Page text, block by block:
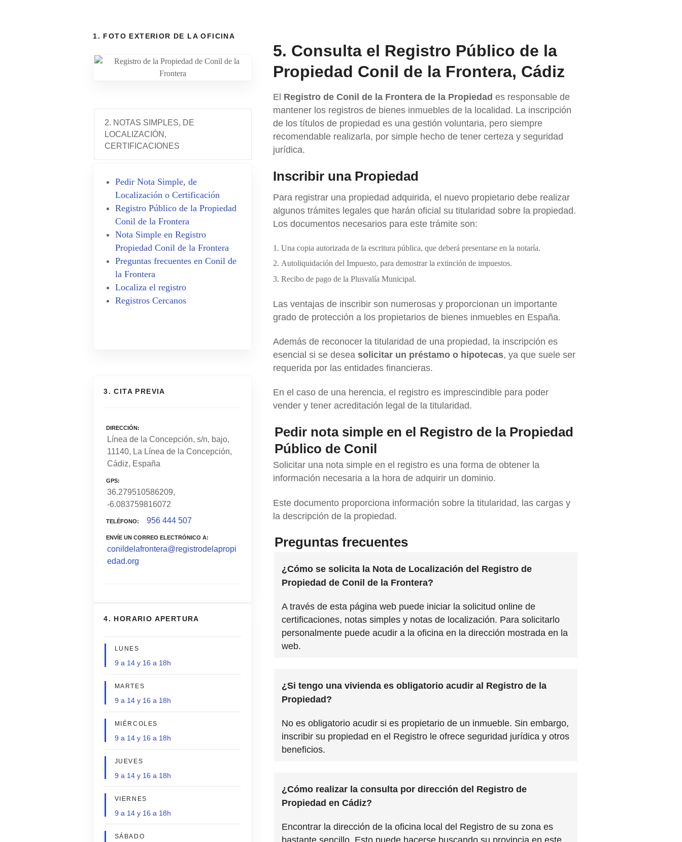
1. FOTO EXTERIOR DE LA OFICINA
2. NOTAS SIMPLES, DE
LOCALIZACIÓN,
CERTIFICACIONES
Pedir Nota Simple, de
Localización o Certificación
Registro Público de la Propiedad
Conil de la Frontera
Nota Simple en Registro
Propiedad Conil de la Frontera
Preguntas frecuentes en Conil de
la Frontera
Localiza el registro
Registros Cercanos
3. CITA PREVIA
DIRECCIÓN
Línea de la Concepción, s/n, bajo,
11140, La Línea de la Concepción,
Cádiz, España
GPS
36.279510586209,
-6.083759816072
TELÉFONO 956 444 507
ENVÍE UN CORREO ELECTRÓNICO A
conildelafrontera@registrodelapropi
edad.org
4. HORARIO APERTURA
LUNES
9 a 14 y 16 a 18h
MARTES
9 a 14 y 16 a 18h
MIÉRCOLES
9 a 14 y 16 a 18h
JUEVES
9 a 14 y 16 a 18h
VIERNES
9 a 14 y 16 a 18h
SÁBADO
5. Consulta el Registro Público de la
Propiedad Conil de la Frontera, Cádiz
El Registro de Conil de la Frontera de la Propiedad es responsable de
mantener los registros de bienes inmuebles de la localidad. La inscripción
de los títulos de propiedad es una gestión voluntaria, pero siempre
recomendable realizarla, por simple hecho de tener certeza y seguridad
jurídica.
Inscribir una Propiedad
Para registrar una propiedad adquirida, el nuevo propietario debe realizar
algunos trámites legales que harán oficial su titularidad sobre la propiedad.
Los documentos necesarios para este trámite son:
Una copia autorizada de la escritura pública, que deberá presentarse en la notaría.
Autoliquidación del Impuesto, para demostrar la extinción de impuestos.
Recibo de pago de la Plusvalía Municipal.
Las ventajas de inscribir son numerosas y proporcionan un importante
grado de protección a los propietarios de bienes inmuebles en España.
Además de reconocer la titularidad de una propiedad, la inscripción es
esencial si se deseasolicitar un préstamo o hipotecas, ya que suele ser
requerida por las entidades financieras.
En el caso de una herencia, el registro es imprescindible para poder
vender y tener acreditación legal de la titularidad.
Pedir nota simple en el Registro de la Propiedad
Público de Conil
Solicitar una nota simple en el registro es una forma de obtener la
información necesaria a la hora de adquirir un dominio.
Este documento proporciona información sobre la titularidad, las cargas y
la descripción de la propiedad.
Preguntas frecuentes
¿Cómo se solicita la Nota de Localización del Registro de
Propiedad de Conil de la Frontera?
A través de esta página web puede iniciar la solicitud online de
certificaciones, notas simples y notas de localización. Para solicitarlo
personalmente puede acudir a la oficina en la dirección mostrada en la
web.
¿Si tengo una vivienda es obligatorio acudir al Registro de la
Propiedad?
No es obligatorio acudir si es propietario de un inmueble. Sin embargo,
inscribir su propiedad en el Registro le ofrece seguridad jurídica y otros
beneficios.
¿Cómo realizar la consulta por dirección del Registro de
Propiedad en Cádiz?
Encontrar la dirección de la oficina local del Registro de su zona es